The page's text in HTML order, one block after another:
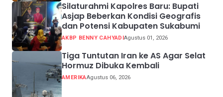
Silaturahmi Kapolres Baru: Bupati
Asjap Beberkan Kondisi Geografis
dan Potensi Kabupaten Sukabumi
AKBP BENNY CAHYADIAgustus 01, 2026
Tiga Tuntutan Iran ke AS Agar Selat
Hormuz Dibuka Kembali
AMERIKAAgustus 06, 2026